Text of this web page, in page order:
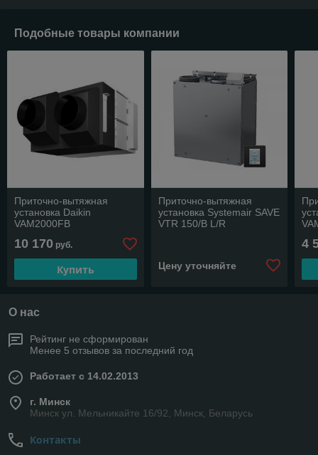
Подобные товары компании
Приточно-вытяжная
установка Daikin
VAM2000FВ
10 170 руб.
Купить
Приточно-вытяжная
установка Systemair SAVE
VTR 150/B L/R
Цену уточняйте
4
О нас
Рейтинг не сформирован
Менее 5 отзывов за последний год
Работает с 14.02.2013
г. Минск
Минск ул. Мельникайте 16/92, Минск, Беларусь
Контакты